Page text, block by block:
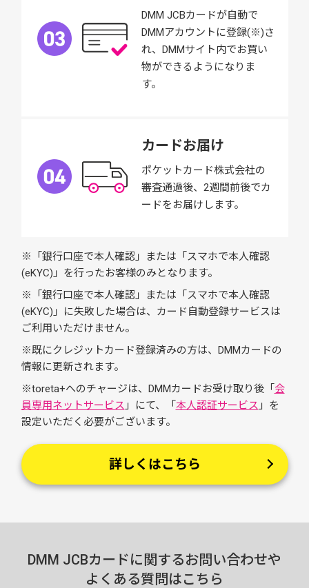
DMM JCBカードが自動で
DMMアカウントに登録(※)さ
れ、DMMサイト内でお買い
物ができるようになりま
す。
カードお届け
ポケットカード株式会社の
審査通過後、2週間前後でカ
ードをお届けします。
※「銀行口座で本人確認」または「スマホで本人確認
(eKYC)」を行ったお客様のみとなります。
※「銀行口座で本人確認」または「スマホで本人確認
(eKYC)」に失敗した場合は、カード自動登録サービスは
ご利用いただけません。
※既にクレジットカード登録済みの方は、DMMカードの
情報に更新されます。
※toreta+へのチャージは、DMMカードお受け取り後「 会
員専用ネットサービス 」にて、「 本人認証サービス 」を
設定いただく必要がございます。
詳しくはこちら
DMM JCBカードに関するお問い合わせや
よくある質問はこちら